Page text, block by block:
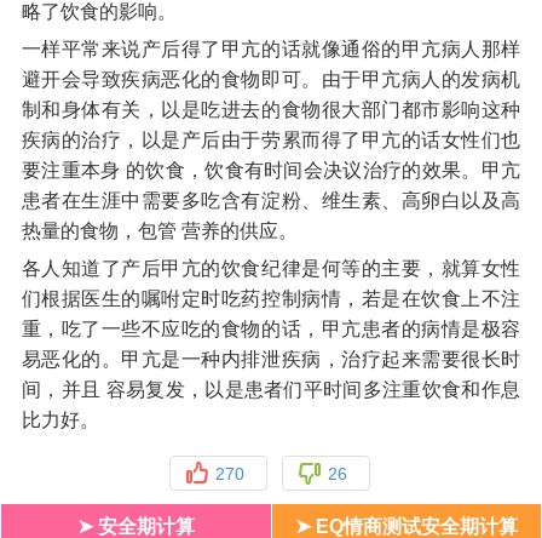
略了饮食的影响。
一样平常来说产后得了甲亢的话就像通俗的甲亢病人那样
避开会导致疾病恶化的食物即可。由于甲亢病人的发病机
制和身体有关，以是吃进去的食物很大部门都市影响这种
疾病的治疗，以是产后由于劳累而得了甲亢的话女性们也
要注重本身 的饮食，饮食有时间会决议治疗的效果。甲亢
患者在生涯中需要多吃含有淀粉、维生素、高卵白以及高
热量的食物，包管 营养的供应。
各人知道了产后甲亢的饮食纪律是何等的主要，就算女性
们根据医生的嘱咐定时吃药控制病情，若是在饮食上不注
重，吃了一些不应吃的食物的话，甲亢患者的病情是极容
易恶化的。甲亢是一种内排泄疾病，治疗起来需要很长时
间，并且 容易复发，以是患者们平时间多注重饮食和作息
比力好。
270 26
➤ 安全期计算 ➤ EQ情商测试安全期计算